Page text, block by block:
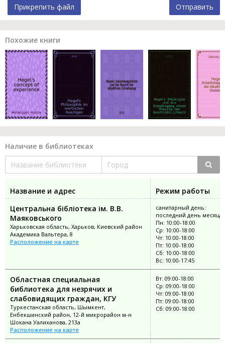
Прикрепить файл Отправить
Похожие книги
Наличие в библиотеках
Название и адрес
Режим работы
Центральна бібліотека ім. В.В.
Маяковського
Харьковская область, Харьков, Киевский район
Академика Вальтера, 8
Расположение на карте
санитарный день:
последний день месяца
Пн: 10:00-18:00
Ср: 10:00-18:00
Чт: 10:00-18:00
Пт: 10:00-18:00
Сб: 10:00-18:00
Вс: 10:00-17:45
Областная специальная
библиотека для незрячих и
слабовидящих граждан, КГУ
Туркестанская область, Шымкент,
Енбекшинский район, 12-й микрорайон м-н
Шокана Уалиханова, 213а
Расположение на карте
Вт: 09:00-18:00
Ср: 09:00-18:00
Чт: 09:00-18:00
Пт: 09:00-18:00
Сб: 09:00-18:00